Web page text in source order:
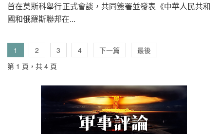
首在莫斯科舉行正式會談，共同簽署並發表《中華人民共和
國和俄羅斯聯邦在...
1 2 3 4 下一篇
最後
第 1 頁，共 4 頁